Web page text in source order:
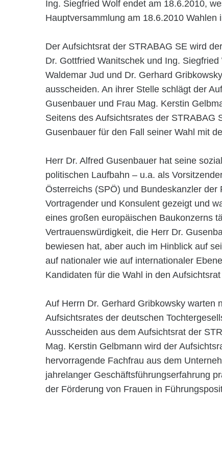
Ing. Siegfried Wolf endet am 18.6.2010,
Hauptversammlung am 18.6.2010 Wahlen
Der Aufsichtsrat der STRABAG SE wird
Dr. Gottfried Wanitschek und Ing.
Waldemar Jud und Dr. Gerhard
ausscheiden. An ihrer Stelle schlägt der
Gusenbauer und Frau Mag. Kerstin
Seitens des Aufsichtsrates der STRABAG
Gusenbauer für den Fall seiner Wahl mit
Herr Dr. Alfred Gusenbauer hat seine
politischen Laufbahn – u.a. als
Österreichs (SPÖ) und Bundeskanzler
Vortragender und Konsulent gezeigt und
eines großen europäischen Baukonzerns
Vertrauenswürdigkeit, die Herr Dr.
bewiesen hat, aber auch im Hinblick auf
auf nationaler wie auf internationaler
Kandidaten für die Wahl in den
Auf Herrn Dr. Gerhard Gribkowsky warten
Aufsichtsrates der deutschen
Ausscheiden aus dem Aufsichtsrat der
Mag. Kerstin Gelbmann wird der
hervorragende Fachfrau aus dem
jahrelanger Geschäftsführungserfahrung
der Förderung von Frauen in